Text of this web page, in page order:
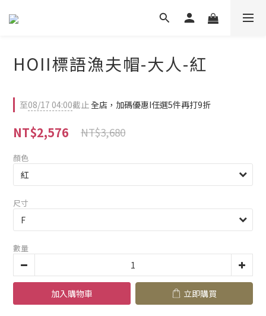
HOII標語漁夫帽-大人-紅
至08/17 04:00截止全店，加碼優惠I任選5件再打9折
NT$2,576 NT$3,680
顏色
尺寸
數量
加入購物車 立即購買